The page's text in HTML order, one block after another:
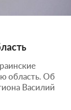
область. Об
Василий